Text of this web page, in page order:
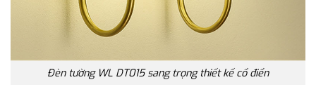
Đèn tường WL DT015 sang trọng thiết kế cổ điển